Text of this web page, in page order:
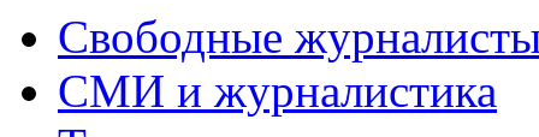
Свободные
СМИ и журналистика